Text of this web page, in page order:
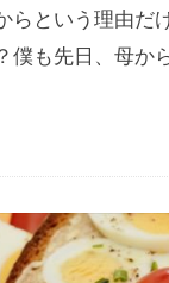
という理由だ
僕も先日、母か